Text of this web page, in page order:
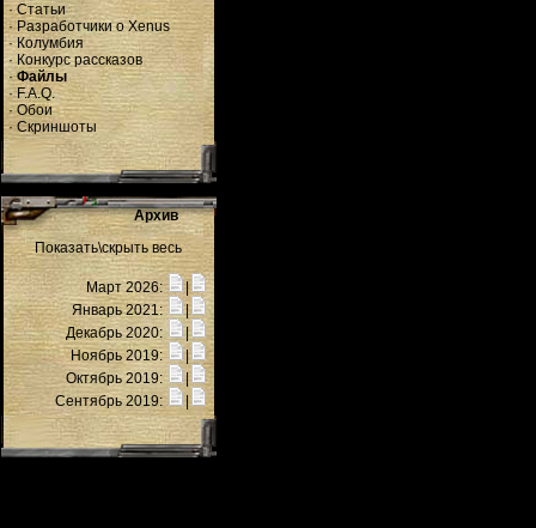
·Статьи
·Разработчики о Xenus
·Колумбия
·Конкурс рассказов
·Файлы
·F.A.Q.
· Обои
· Скриншоты
Архив
Показать\скрыть весь
Март 2026:
Январь 2021:
|
Декабрь 2020:
Ноябрь 2019:
Октябрь 2019:
Сентябрь 2019: